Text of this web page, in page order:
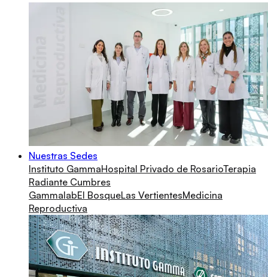
Nuestras Sedes
Instituto GammaHospital Privado de RosarioTerapia
Radiante Cumbres
GammalabEl BosqueLas VertientesMedicina
Reproductiva